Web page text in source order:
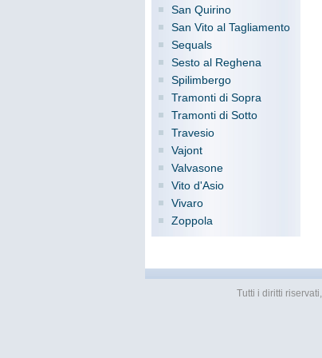
San Quirino
San Vito al Tagliamento
Sequals
Sesto al Reghena
Spilimbergo
Tramonti di Sopra
Tramonti di Sotto
Travesio
Vajont
Valvasone
Vito d'Asio
Vivaro
Zoppola
Tutti i diritti